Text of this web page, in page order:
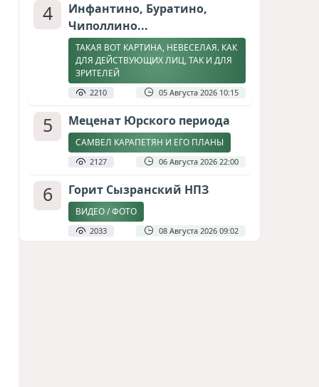
4
Инфантино, Буратино,
Чиполлино...
ТАКАЯ ВОТ КАРТИНА, НЕВЕСЕЛАЯ. КАК
ДЛЯ ДЕЙСТВУЮЩИХ ЛИЦ, ТАК И ДЛЯ
ЗРИТЕЛЕЙ
2210 05 Августа 2026 10:15
5 Меценат Юрского периода
САМВЕЛ КАРАПЕТЯН И ЕГО ПЛАНЫ
2127 06 Августа 2026 22:00
6 Горит Сызранский НПЗ
ВИДЕО / ФОТО
2033 08 Августа 2026 09:02